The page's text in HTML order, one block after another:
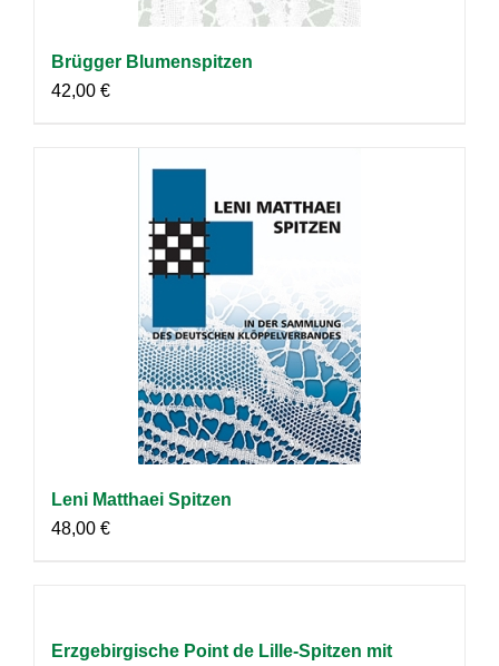
Brügger Blumenspitzen
42,00 €
Leni Matthaei Spitzen
48,00 €
Erzgebirgische Point de Lille-Spitzen mit